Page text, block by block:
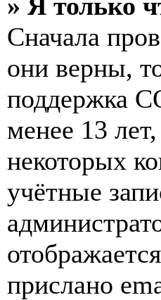
Сначала
они верны,
поддержка
менее 13
некоторых
учётные
прислано